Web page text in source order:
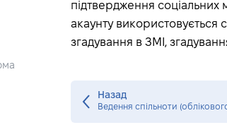
підтвердження соціальних
акаунту використовується
згадування в ЗМІ,
Назад
Ведення спільноти